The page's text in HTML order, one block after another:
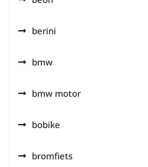
berini
bmw
bmw motor
bobike
bromfiets